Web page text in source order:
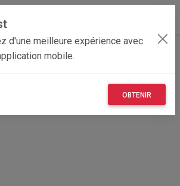
d'une meilleure expérience avec
mobile.
OBTENIR
Auvergne-Rhône-Alpes